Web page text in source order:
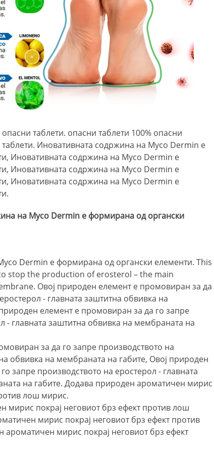
таблети. опасни таблети 100% опасни
Иновативната содржина на Myco Dermin е
Иновативната содржина на Myco Dermin е
Иновативната содржина на Myco Dermin е
Иновативната содржина на Myco Dermin е
на Myco Dermin е формирана од органски
Dermin е формирана од органски елементи.This
stop the production of erosterol –the main
. Овој природен елемент е промовиран за да
- главната заштитна обвивка на
елемент е промовиран за да го запре
- главната заштитна обвивка на мембраната на
за да го запре производството на
обвивка на мембраната на габите, Овој природен
запре производството на еростерол - главната
на габите. Додава природен ароматичен мирис
лош мирис.
мирис покрај неговиот брз ефект против лош
мирис покрај неговиот брз ефект против
мирис покрај неговиот брз ефект